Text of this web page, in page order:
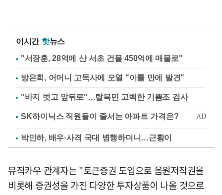
이시간 핫뉴스
"서장훈, 28억에 산 서초 건물 450억에 매물로"
방은희, 어머니 고독사에 오열 "이틀 만에 발견"
"바지 벗고 앞뒤로"…탈북민 고백한 기쁨조 검사
박민하, 배우·사격 국대 병행하더니…근황이
뮤직카우 관계자는 "토큰증권 도입으로 음원저작권을
비롯해 증권성을 가진 다양한 투자상품이 나올 것으로